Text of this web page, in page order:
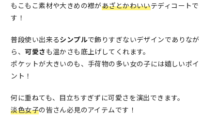
もこもこ素材や大きめの襟があざとかわいいテディコートで
す！
普段使い出来るシンプルで飾りすぎないデザインでありなが
ら、可愛さ も温かさも底上げしてくれます。
ポケットが大きいのも、手荷物の多い女の子には嬉しいポイ
ント！
何に重ねても、目立ちすぎずに可愛さを演出できます。
淡色女子の皆さん必見のアイテムです！